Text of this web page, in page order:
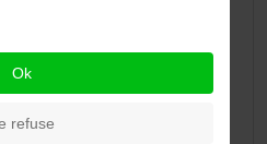
Ok
refuse